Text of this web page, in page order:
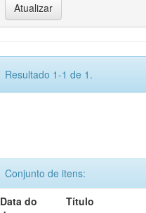
Resultado 1-1 de 1.
Conjunto de itens:
Data do
Título